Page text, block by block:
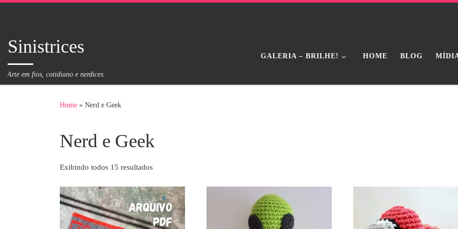
Sinistrices
Arte em fios, cotidiano e nerdices.
GALERIA – BRILHE! HOME BLOG
Home » Nerd e Geek
Nerd e Geek
Exibindo todos 15 resultados